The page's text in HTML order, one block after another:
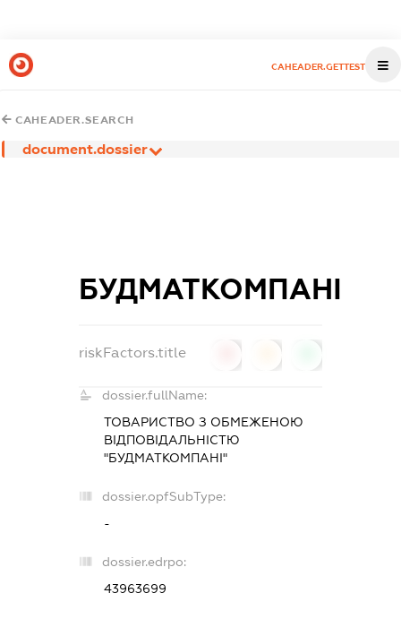
CAHEADER.GETTEST
CAHEADER.SEARCH
document.dossier
БУДМАТКОМПАНІ
riskFactors.title
dossier.fullName:
ТОВАРИСТВО З ОБМЕЖЕНОЮ
ВІДПОВІДАЛЬНІСТЮ
"БУДМАТКОМПАНІ"
dossier.opfSubType:
-
dossier.edrpo:
43963699